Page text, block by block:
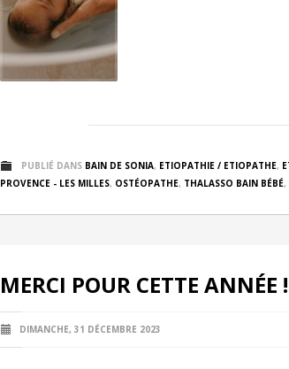
PUBLIÉ DANS BAIN DE SONIA, ETIOPATHIE / ETIOPATHE,
PROVENCE - LES MILLES, OSTÉOPATHE, THALASSO BAIN BÉBÉ,
MERCI POUR CETTE ANNÉE !
DIMANCHE, 31 DÉCEMBRE 2023